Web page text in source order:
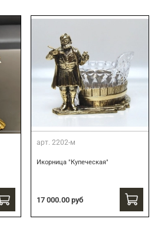
арт. 2202-м
Икорница "Купеческая"
17 000.00 руб